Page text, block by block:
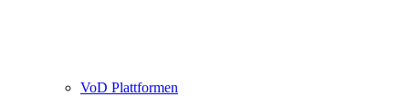
VoD Plattformen